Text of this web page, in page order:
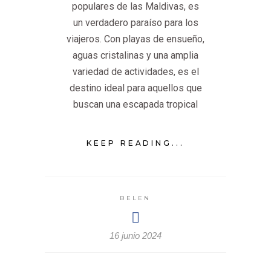
populares de las Maldivas, es
un verdadero paraíso para los
viajeros. Con playas de ensueño,
aguas cristalinas y una amplia
variedad de actividades, es el
destino ideal para aquellos que
buscan una escapada tropical
KEEP READING...
BELEN
16 junio 2024